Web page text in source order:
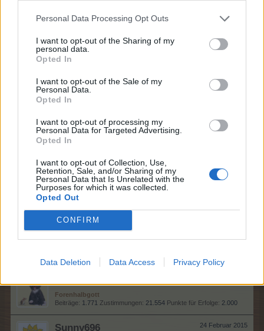
Personal Data Processing Opt Outs
I want to opt-out of the Sharing of my
personal data.
Opted In
I want to opt-out of the Sale of my
Personal Data.
Opted In
I want to opt-out of processing my
Personal Data for Targeted Advertising.
Opted In
I want to opt-out of Collection, Use,
Retention, Sale, and/or Sharing of my
Personal Data that Is Unrelated with the
Purposes for which it was collected.
Opted Out
CONFIRM
Data Deletion Data Access Privacy Policy
Forenbewohner
assis-harem
teddyy
Beiträge: 1.970 Zustimmungen: 23.012 Punkte für Erfolge: 2.000
populos
Colonel des Forums
, weiblich
Beiträge:
1.645 Zustimmungen: 22.136
unawatuna1
Beiträge: 5.184 Zustimmungen: 62.068 Punkte für Erfolge: 6.000
pmueller2
Zustimmungen: Punkte für Erfolge:
kaloriechen
Forenhalbgott
Beiträge: 1.771 Zustimmungen: 21.554 Punkte für Erfolge: 2.000
24 Februar 2015
Sunny696